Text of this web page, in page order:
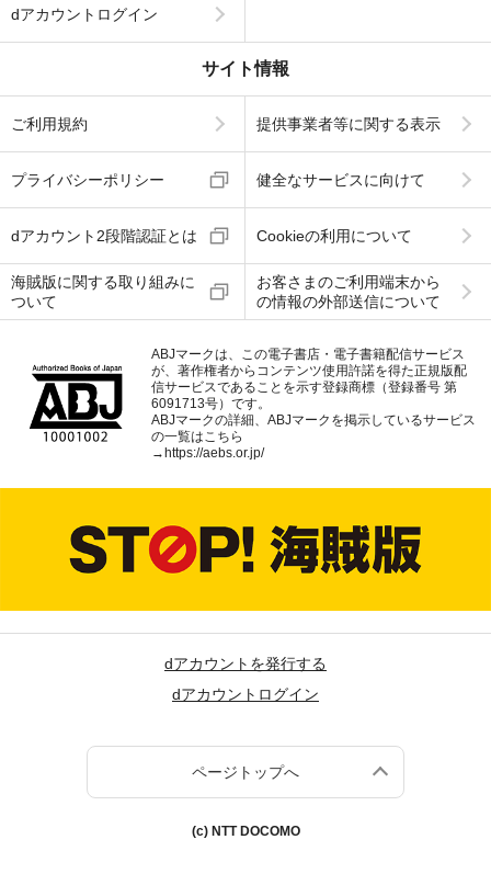
dアカウントログイン
サイト情報
ご利用規約 提供事業者等に関する表示
プライバシーポリシー 健全なサービスに向けて
dアカウント2段階認証とは Cookieの利用について
海賊版に関する取り組みに
ついて
お客さまのご利用端末から
の情報の外部送信について
ABJマークは、この電子書店・電子書籍配信サービス
が、著作権者からコンテンツ使用許諾を得た正規版配
信サービスであることを示す登録商標（登録番号 第
6091713号）です。
ABJマークの詳細、ABJマークを掲示しているサービス
の一覧はこちら
→https://aebs.or.jp/
dアカウントを発行する
dアカウントログイン
ページトップへ
(c) NTT DOCOMO